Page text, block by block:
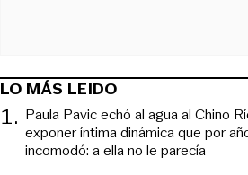
LO MÁS LEIDO
1. Paula Pavic echó al agua al Chino
exponer íntima dinámica que por
incomodó: a ella no le parecía